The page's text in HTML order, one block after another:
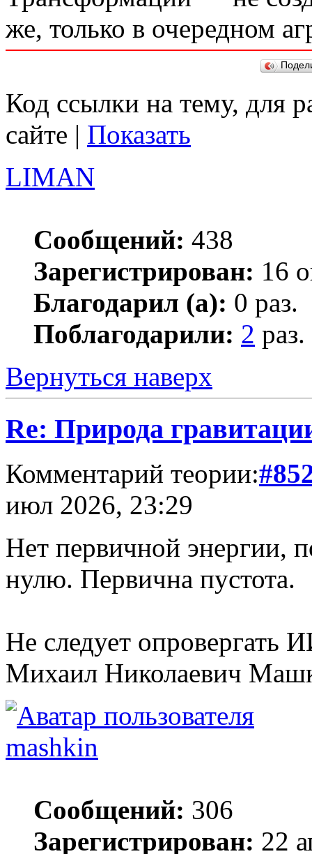
же, только в очередном
Код ссылки на тему, для
сайте | Показать
LIMAN
Сообщений: 438
Зарегистрирован: 16
Благодарил (а): 0 раз.
Поблагодарили: 2 раз.
Вернуться наверх
Re: Природа
Комментарий теории:
июл 2026, 23:29
Нет первичной энергии,
нулю. Первична пустота.
Не следует опровергать
Михаил Николаевич
mashkin
Сообщений: 306
Зарегистрирован: 22